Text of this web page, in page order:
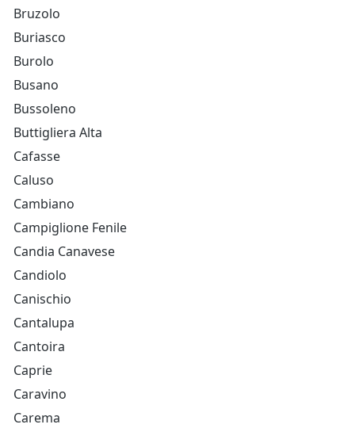
Bruzolo
Buriasco
Burolo
Busano
Bussoleno
Buttigliera Alta
Cafasse
Caluso
Cambiano
Campiglione Fenile
Candia Canavese
Candiolo
Canischio
Cantalupa
Cantoira
Caprie
Caravino
Carema